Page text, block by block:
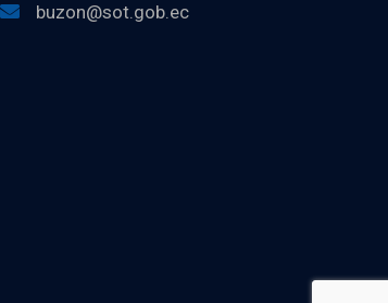
buzon@sot.gob.ec